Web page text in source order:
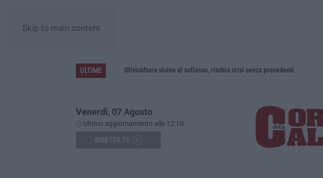
Skip to main content
ULTIME Olivicoltura vicina al collasso, rischio crisi senza precedenti
Venerdì, 07 Agosto
Ultimo aggiornamento alle 12:10